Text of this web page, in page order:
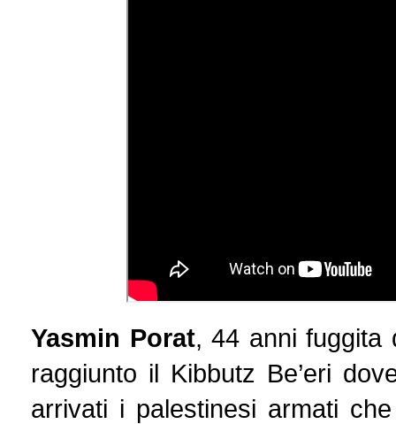
Yasmin Porat, 44 anni fuggita
raggiunto il Kibbutz Be’eri
arrivati i palestinesi armati